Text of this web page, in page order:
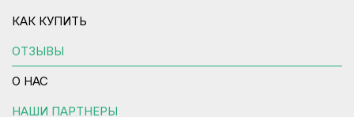
КАК КУПИТЬ
ОТЗЫВЫ
О НАС
НАШИ ПАРТНЕРЫ